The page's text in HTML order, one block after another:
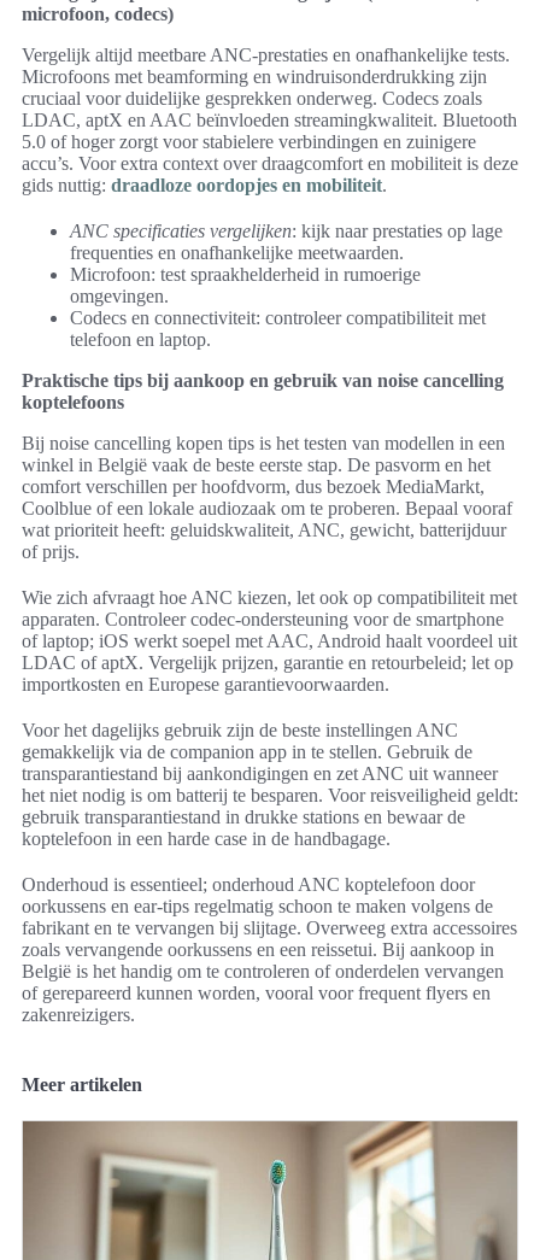
microfoon, codecs)
Vergelijk altijd meetbare ANC-prestaties en onafhankelijke tests.
Microfoons met beamforming en windruisonderdrukking zijn
cruciaal voor duidelijke gesprekken onderweg. Codecs zoals
LDAC, aptX en AAC beïnvloeden streamingkwaliteit. Bluetooth
5.0 of hoger zorgt voor stabielere verbindingen en zuinigere
accu’s. Voor extra context over draagcomfort en mobiliteit is deze
gids nuttig: draadloze oordopjes en mobiliteit.
ANC specificaties vergelijken: kijk naar prestaties op lage
frequenties en onafhankelijke meetwaarden.
Microfoon: test spraakhelderheid in rumoerige
omgevingen.
Codecs en connectiviteit: controleer compatibiliteit met
telefoon en laptop.
Praktische tips bij aankoop en gebruik van noise cancelling
koptelefoons
Bij noise cancelling kopen tips is het testen van modellen in een
winkel in België vaak de beste eerste stap. De pasvorm en het
comfort verschillen per hoofdvorm, dus bezoek MediaMarkt,
Coolblue of een lokale audiozaak om te proberen. Bepaal vooraf
wat prioriteit heeft: geluidskwaliteit, ANC, gewicht, batterijduur
of prijs.
Wie zich afvraagt hoe ANC kiezen, let ook op compatibiliteit met
apparaten. Controleer codec-ondersteuning voor de smartphone
of laptop; iOS werkt soepel met AAC, Android haalt voordeel uit
LDAC of aptX. Vergelijk prijzen, garantie en retourbeleid; let op
importkosten en Europese garantievoorwaarden.
Voor het dagelijks gebruik zijn de beste instellingen ANC
gemakkelijk via de companion app in te stellen. Gebruik de
transparantiestand bij aankondigingen en zet ANC uit wanneer
het niet nodig is om batterij te besparen. Voor reisveiligheid geldt:
gebruik transparantiestand in drukke stations en bewaar de
koptelefoon in een harde case in de handbagage.
Onderhoud is essentieel; onderhoud ANC koptelefoon door
oorkussens en ear-tips regelmatig schoon te maken volgens de
fabrikant en te vervangen bij slijtage. Overweeg extra accessoires
zoals vervangende oorkussens en een reissetui. Bij aankoop in
België is het handig om te controleren of onderdelen vervangen
of gerepareerd kunnen worden, vooral voor frequent flyers en
zakenreizigers.
Meer artikelen